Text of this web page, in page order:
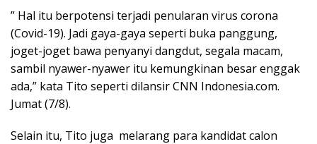
” Hal itu berpotensi terjadi penularan virus corona
(Covid-19). Jadi gaya-gaya seperti buka panggung,
joget-joget bawa penyanyi dangdut, segala macam,
sambil nyawer-nyawer itu kemungkinan besar enggak
ada,” kata Tito seperti dilansir CNN Indonesia.com.
Jumat (7/8).
Selain itu, Tito juga melarang para kandidat calon